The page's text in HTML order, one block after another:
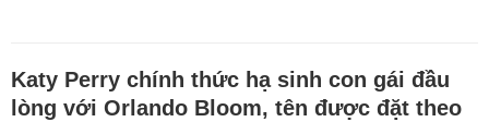
Katy Perry chính thức hạ sinh con gái đầu
lòng với Orlando Bloom, tên được đặt theo